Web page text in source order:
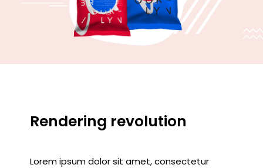
Rendering revolution
Lorem ipsum dolor sit amet, consectetur